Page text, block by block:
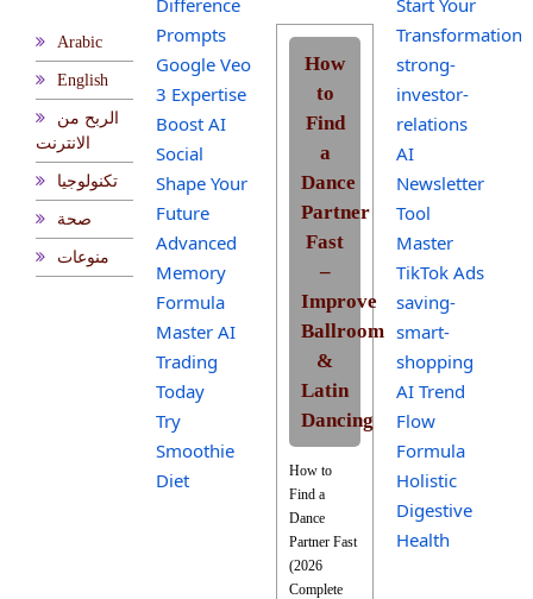
Arabic
English
الربح من
الانترنت
تكنولوجيا
صحة
منوعات
Difference
Prompts
Google Veo
3 Expertise
Boost AI
Social
Shape Your
Future
Advanced
Memory
Formula
Master AI
Trading
Today
Try
Smoothie
Diet
How
to
Find
a
Dance
Partner
Fast
–
Improve
Ballroom
&
Latin
Dancing
How to
Find a
Dance
Partner Fast
(2026
Complete
Start Your
Transformation
strong-
investor-
relations
AI
Newsletter
Tool
Master
TikTok Ads
saving-
smart-
shopping
AI Trend
Flow
Formula
Holistic
Digestive
Health